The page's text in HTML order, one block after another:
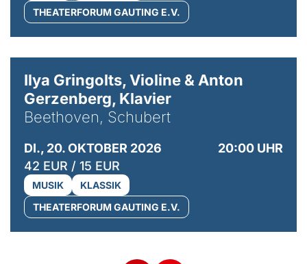
THEATERFORUM GAUTING E.V.
Ilya Gringolts, Violine & Anton
Gerzenberg, Klavier
Beethoven, Schubert
DI., 20. OKTOBER 2026
20:00 UHR
42 EUR / 15 EUR
MUSIK
KLASSIK
THEATERFORUM GAUTING E.V.